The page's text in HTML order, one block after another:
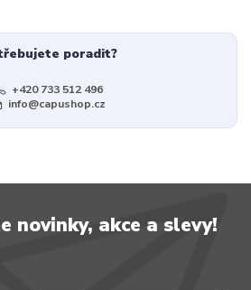
poradit?
+420 733 512 496
info@capushop.cz
novinky, akce a slevy!